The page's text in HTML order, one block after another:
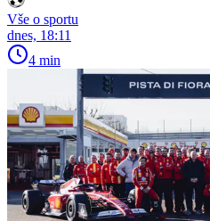
Vše o sportu
dnes, 18:11
4 min